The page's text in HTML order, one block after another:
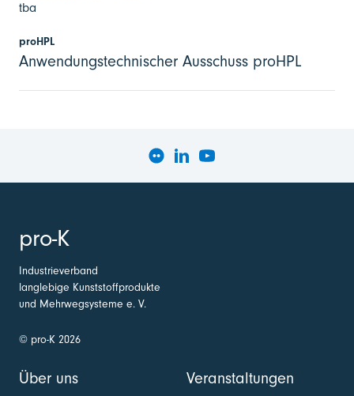
tba
proHPL
Anwendungstechnischer Ausschuss proHPL
pro-K
Industrieverband
langlebige Kunststoffprodukte
und Mehrwegsysteme e. V.
© pro-K 2026
Über uns Veranstaltungen